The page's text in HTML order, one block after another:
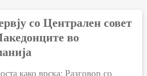
со Централен совет
во
како врска: Разговор со